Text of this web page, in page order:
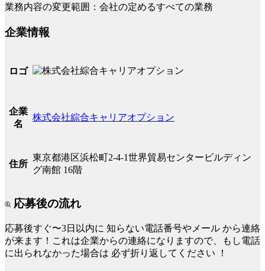
業務内容の変更範囲：会社の定めるすべての業務
企業情報
ロゴ
企業
名
株式会社綜合キャリアオプション
住所
東京都港区浜松町2-4-1世界貿易センタービルディン
グ南館 16階
応募後の流れ
応募後すぐ〜3日以内に 知らない電話番号やメール から連絡
が来ます！これは企業からの連絡になりますので、もし電話
に出られなかった場合は 必ず折り返してください ！